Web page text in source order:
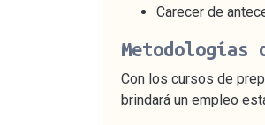
Carecer de
Metodologías
Con los cursos de
brindará un empleo